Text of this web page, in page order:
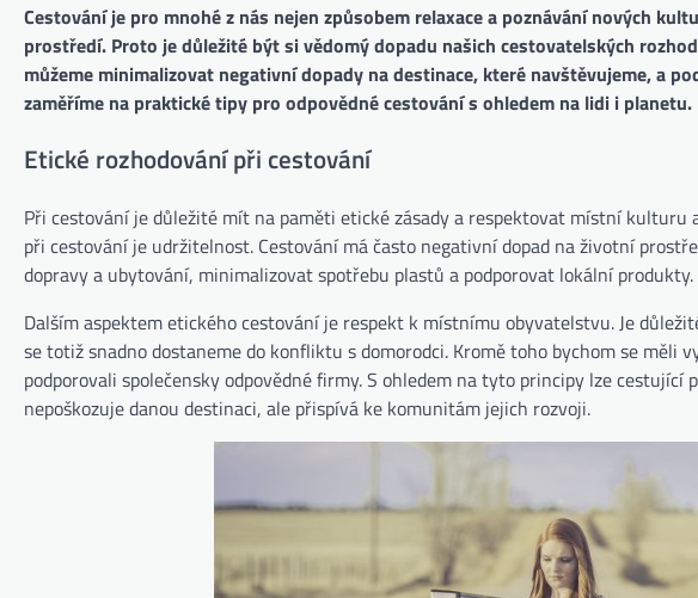
Cestování je pro mnohé z nás nejen způsobem relaxace a poznávání nových
prostředí. Proto je důležité být si vědomý dopadu našich cestovatelských
můžeme minimalizovat negativní dopady na destinace, které navštěvujeme, a
zaměříme na praktické tipy pro odpovědné cestování s ohledem na lidi i planetu.
Etické rozhodování při cestování
Při cestování je důležité mít na paměti etické zásady a respektovat místní kulturu
při cestování je udržitelnost. Cestování má často negativní dopad na životní
dopravy a ubytování, minimalizovat spotřebu plastů a podporovat lokální produkty.
Dalším aspektem etického cestování je respekt k místnímu obyvatelstvu. Je
se totiž snadno dostaneme do konfliktu s domorodci. Kromě toho bychom se
podporovali společensky odpovědné firmy. S ohledem na tyto principy lze
nepoškozuje danou destinaci, ale přispívá ke komunitám jejich rozvoji.